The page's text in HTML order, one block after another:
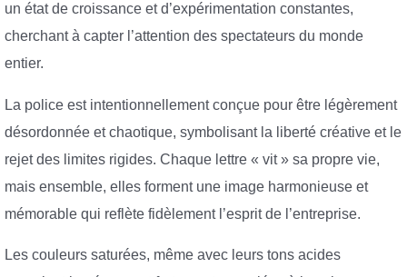
un état de croissance et d’expérimentation constantes,
cherchant à capter l’attention des spectateurs du monde
entier.
La police est intentionnellement conçue pour être légèrement
désordonnée et chaotique, symbolisant la liberté créative et le
rejet des limites rigides. Chaque lettre « vit » sa propre vie,
mais ensemble, elles forment une image harmonieuse et
mémorable qui reflète fidèlement l’esprit de l’entreprise.
Les couleurs saturées, même avec leurs tons acides